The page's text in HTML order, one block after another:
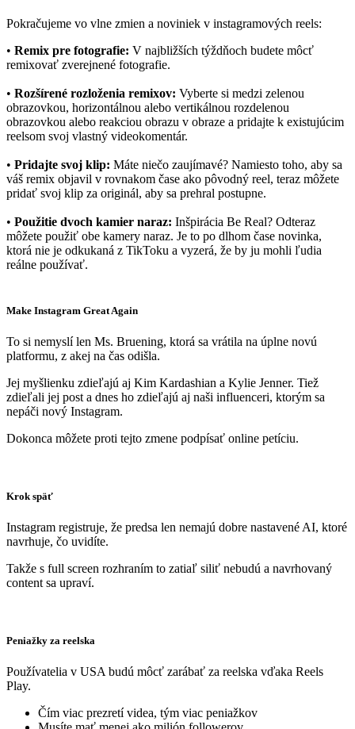
Pokračujeme vo vlne zmien a noviniek v instagramových reels:
• Remix pre fotografie: V najbližších týždňoch budete môcť
remixovať zverejnené fotografie.
• Rozšírené rozloženia remixov: Vyberte si medzi zelenou
obrazovkou, horizontálnou alebo vertikálnou rozdelenou
obrazovkou alebo reakciou obrazu v obraze a pridajte k existujúcim
reelsom svoj vlastný videokomentár.
• Pridajte svoj klip: Máte niečo zaujímavé? Namiesto toho, aby sa
váš remix objavil v rovnakom čase ako pôvodný reel, teraz môžete
pridať svoj klip za originál, aby sa prehral postupne.
• Použitie dvoch kamier naraz: Inšpirácia Be Real? Odteraz
môžete použiť obe kamery naraz. Je to po dlhom čase novinka,
ktorá nie je odkukaná z TikToku a vyzerá, že by ju mohli ľudia
reálne používať.
Make Instagram Great Again
To si nemyslí len Ms. Bruening, ktorá sa vrátila na úplne novú
platformu, z akej na čas odišla.
Jej myšlienku zdieľajú aj Kim Kardashian a Kylie Jenner. Tiež
zdieľali jej post a dnes ho zdieľajú aj naši influenceri, ktorým sa
nepáči nový Instagram.
Dokonca môžete proti tejto zmene podpísať online petíciu.
Krok späť
Instagram registruje, že predsa len nemajú dobre nastavené AI, ktoré
navrhuje, čo uvidíte.
Takže s full screen rozhraním to zatiaľ siliť nebudú a navrhovaný
content sa upraví.
Peniažky za reelska
Používatelia v USA budú môcť zarábať za reelska vďaka Reels
Play.
Čím viac prezretí videa, tým viac peniažkov